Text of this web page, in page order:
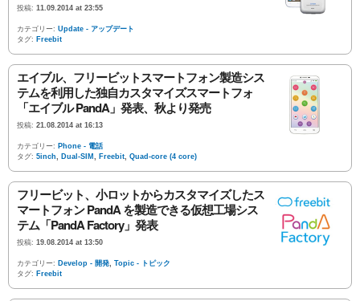
投稿: 11.09.2014 at 23:55
カテゴリー: Update - アップデート
タグ: Freebit
エイブル、フリービットスマートフォン製造シス
テムを利用した独自カスタマイズスマートフォ
「エイブル PandA」発表、秋より発売
投稿: 21.08.2014 at 16:13
カテゴリー: Phone - 電話
タグ: 5inch, Dual-SIM , Freebit, Quad-core (4 core)
フリービット、小ロットからカスタマイズしたス
マートフォン PandA を製造できる仮想工場シス
テム「PandA Factory」発表
投稿: 19.08.2014 at 13:50
カテゴリー: Develop - 開発, Topic - トピック
タグ: Freebit